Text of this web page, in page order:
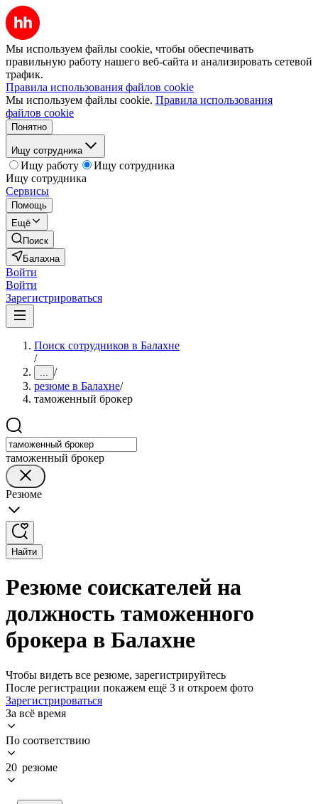
Мы используем файлы cookie, чтобы обеспечивать
правильную работу нашего веб-сайта и анализировать сетевой
трафик.
Правила использования файлов cookie
Мы используем файлы cookie. Правила использования
файлов cookie
Понятно
Ищу сотрудника
Ищу работу
Ищу сотрудника
Ищу сотрудника
Сервисы
Помощь
Ещё
Поиск
Балахна
Войти
Войти
Зарегистрироваться
Поиск сотрудников в Балахне
/
... /
резюме в Балахне/
таможенный брокер
таможенный брокер
Резюме
Найти
Резюме соискателей на
должность таможенного
брокера в Балахне
Чтобы видеть все резюме, зарегистрируйтесь
После регистрации покажем ещё 3 и откроем фото
Зарегистрироваться
За всё время
По соответствию
20 резюме